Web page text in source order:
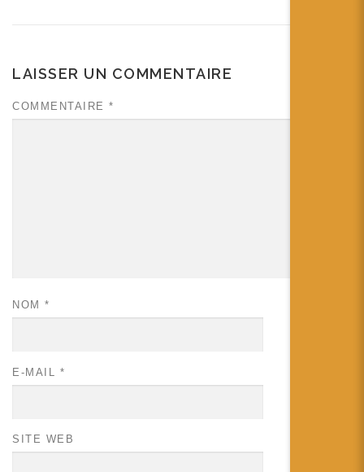
LAISSER UN COMMENTAIRE
COMMENTAIRE *
NOM *
E-MAIL *
SITE WEB